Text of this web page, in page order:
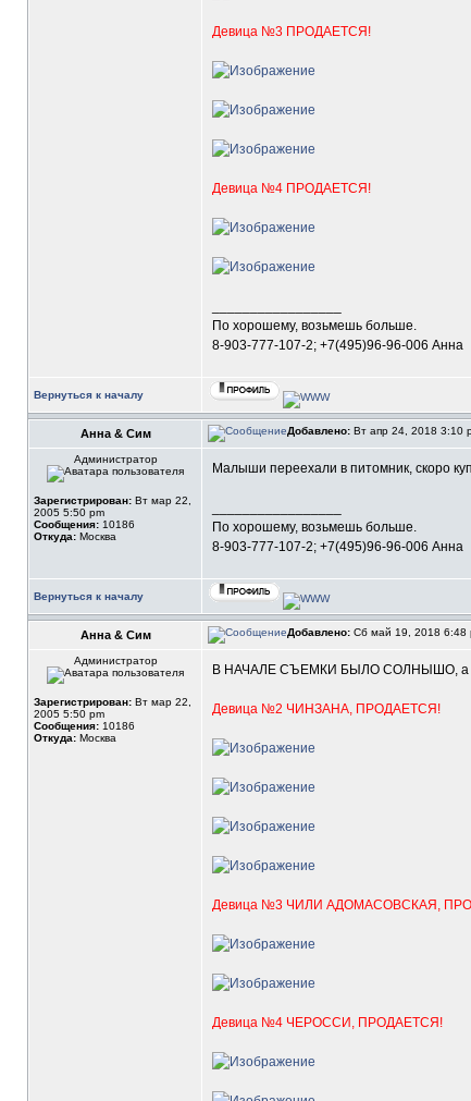
Девица №3 ПРОДАЕТСЯ!
Девица №4 ПРОДАЕТСЯ!
По хорошему, возьмешь больше.
8-903-777-107-2; +7(495)96-96-006 Анна
Вернуться к началу
Анна & Сим Добавлено: Вт апр 24, 2018 3:10
Администратор
Зарегистрирован: Вт мар 22,
2005 5:50 pm
Сообщения: 10186
Откуда: Москва
Малыши переехали в питомник, скоро
По хорошему, возьмешь больше.
8-903-777-107-2; +7(495)96-96-006 Анна
Вернуться к началу
Анна & Сим Добавлено: Сб май 19, 2018 6:48
Администратор
Зарегистрирован: Вт мар 22,
2005 5:50 pm
Сообщения: 10186
Откуда: Москва
В НАЧАЛЕ СЪЕМКИ БЫЛО СОЛНЫШО, а
Девица №2 ЧИНЗАНА, ПРОДАЕТСЯ!
Девица №3 ЧИЛИ АДОМАСОВСКАЯ,
Девица №4 ЧЕРОССИ, ПРОДАЕТСЯ!